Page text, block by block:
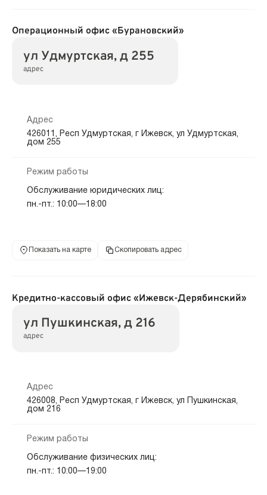
Операционный офис «Бурановский»
ул Удмуртская, д 255
адрес
Адрес
426011, Респ Удмуртская, г Ижевск, ул Удмуртская,
дом 255
Режим работы
Обслуживание юридических лиц:
пн.-пт.: 10:00—18:00
Показать на карте Скопировать адрес
Кредитно-кассовый офис «Ижевск-Дерябинский»
ул Пушкинская, д 216
адрес
Адрес
426008, Респ Удмуртская, г Ижевск, ул Пушкинская,
дом 216
Режим работы
Обслуживание физических лиц:
пн.-пт.: 10:00—19:00